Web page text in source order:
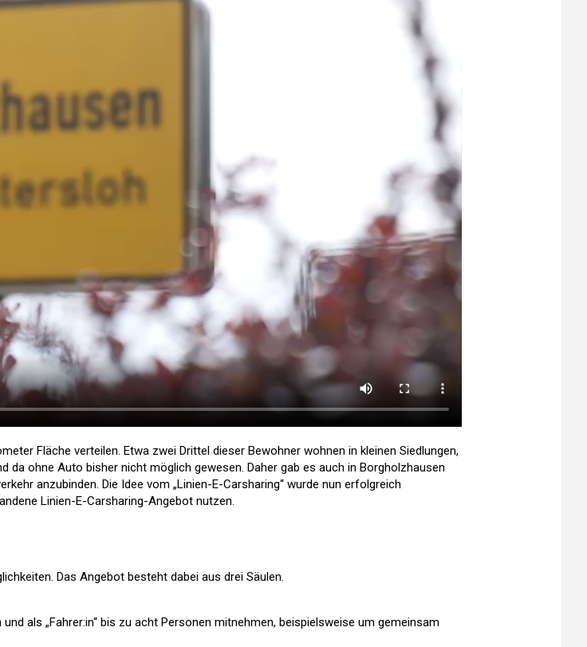
Fläche verteilen. Etwa zwei Drittel dieser Bewohner wohnen in kleinen Siedlungen,
da ohne Auto bisher nicht möglich gewesen. Daher gab es auch in Borgholzhausen
anzubinden. Die Idee vom „Linien-E-Carsharing“ wurde nun erfolgreich
Linien-E-Carsharing-Angebot nutzen.
Das Angebot besteht dabei aus drei Säulen.
als „Fahrer:in“ bis zu acht Personen mitnehmen, beispielsweise um gemeinsam